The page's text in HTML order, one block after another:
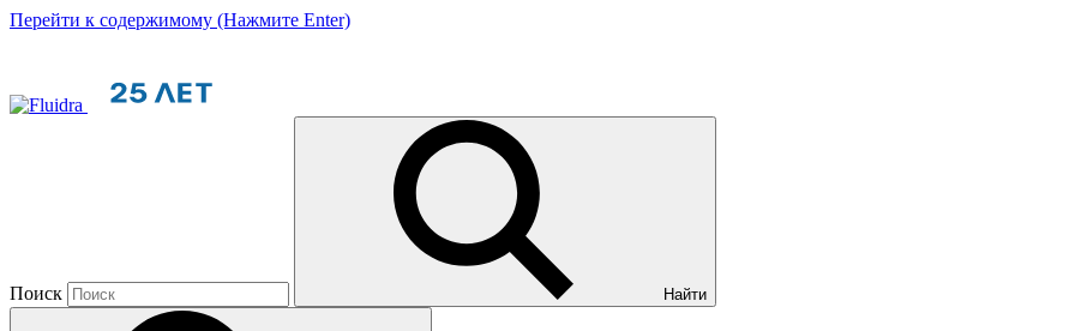
Перейти к содержимому (Нажмите Enter)
Поиск Найти